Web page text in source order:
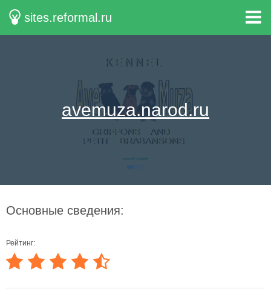
sites.reformal.ru
avemuza.narod.ru
Основные сведения:
Рейтинг: